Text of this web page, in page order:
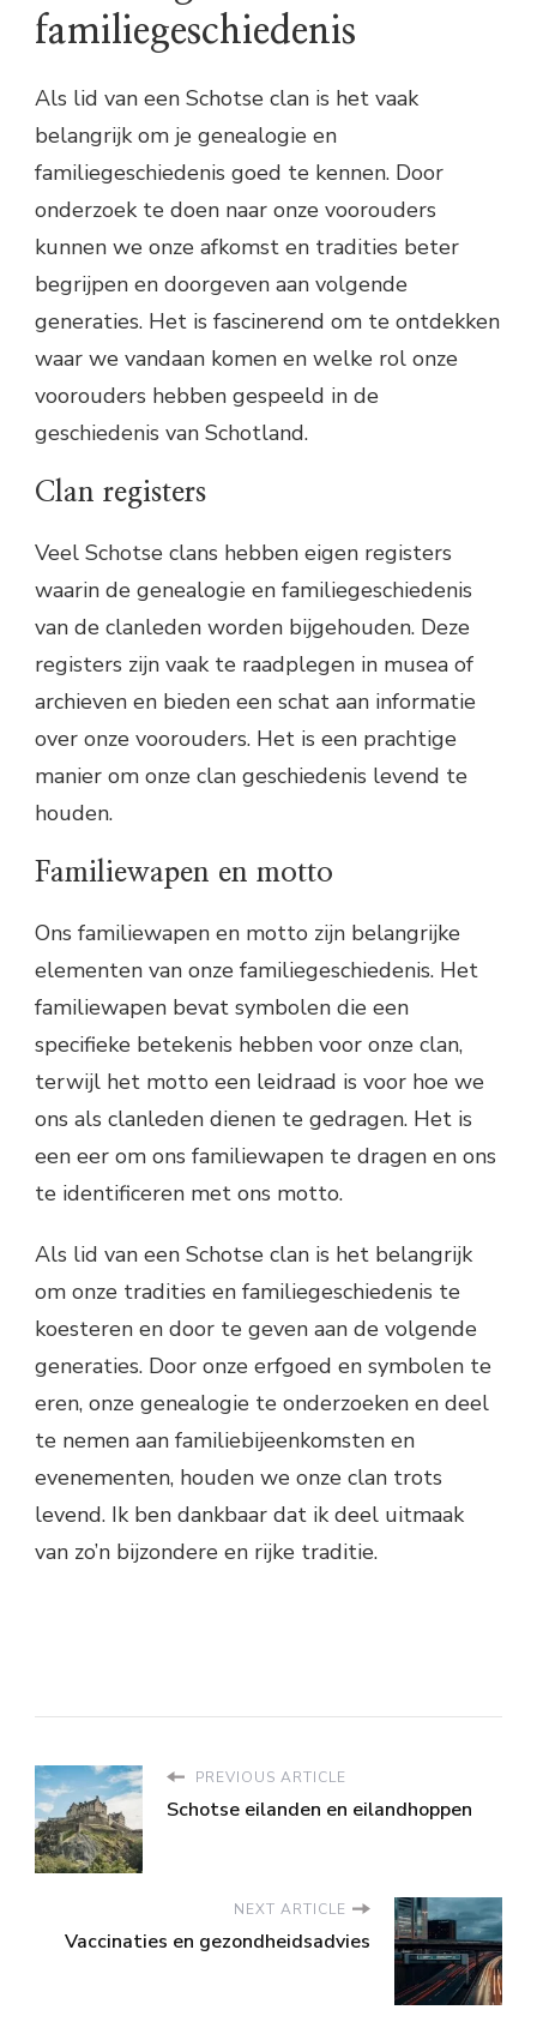
familiegeschiedenis
Als lid van een Schotse clan is het vaak
belangrijk om je genealogie en
familiegeschiedenis goed te kennen. Door
onderzoek te doen naar onze voorouders
kunnen we onze afkomst en tradities beter
begrijpen en doorgeven aan volgende
generaties. Het is fascinerend om te ontdekken
waar we vandaan komen en welke rol onze
voorouders hebben gespeeld in de
geschiedenis van Schotland.
Clan registers
Veel Schotse clans hebben eigen registers
waarin de genealogie en familiegeschiedenis
van de clanleden worden bijgehouden. Deze
registers zijn vaak te raadplegen in musea of
archieven en bieden een schat aan informatie
over onze voorouders. Het is een prachtige
manier om onze clan geschiedenis levend te
houden.
Familiewapen en motto
Ons familiewapen en motto zijn belangrijke
elementen van onze familiegeschiedenis. Het
familiewapen bevat symbolen die een
specifieke betekenis hebben voor onze clan,
terwijl het motto een leidraad is voor hoe we
ons als clanleden dienen te gedragen. Het is
een eer om ons familiewapen te dragen en ons
te identificeren met ons motto.
Als lid van een Schotse clan is het belangrijk
om onze tradities en familiegeschiedenis te
koesteren en door te geven aan de volgende
generaties. Door onze erfgoed en symbolen te
eren, onze genealogie te onderzoeken en deel
te nemen aan familiebijeenkomsten en
evenementen, houden we onze clan trots
levend. Ik ben dankbaar dat ik deel uitmaak
van zo’n bijzondere en rijke traditie.
PREVIOUS ARTICLE
Schotse eilanden en eilandhoppen
NEXT ARTICLE
Vaccinaties en gezondheidsadvies